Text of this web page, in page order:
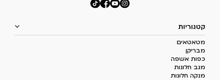
קטגוריות
מטאטאים
מבריקן
כפות אשפה
מגב חלונות
מנקה חלונות